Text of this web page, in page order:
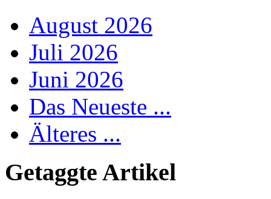
August 2026
Juli 2026
Juni 2026
Das Neueste ...
Älteres ...
Getaggte Artikel